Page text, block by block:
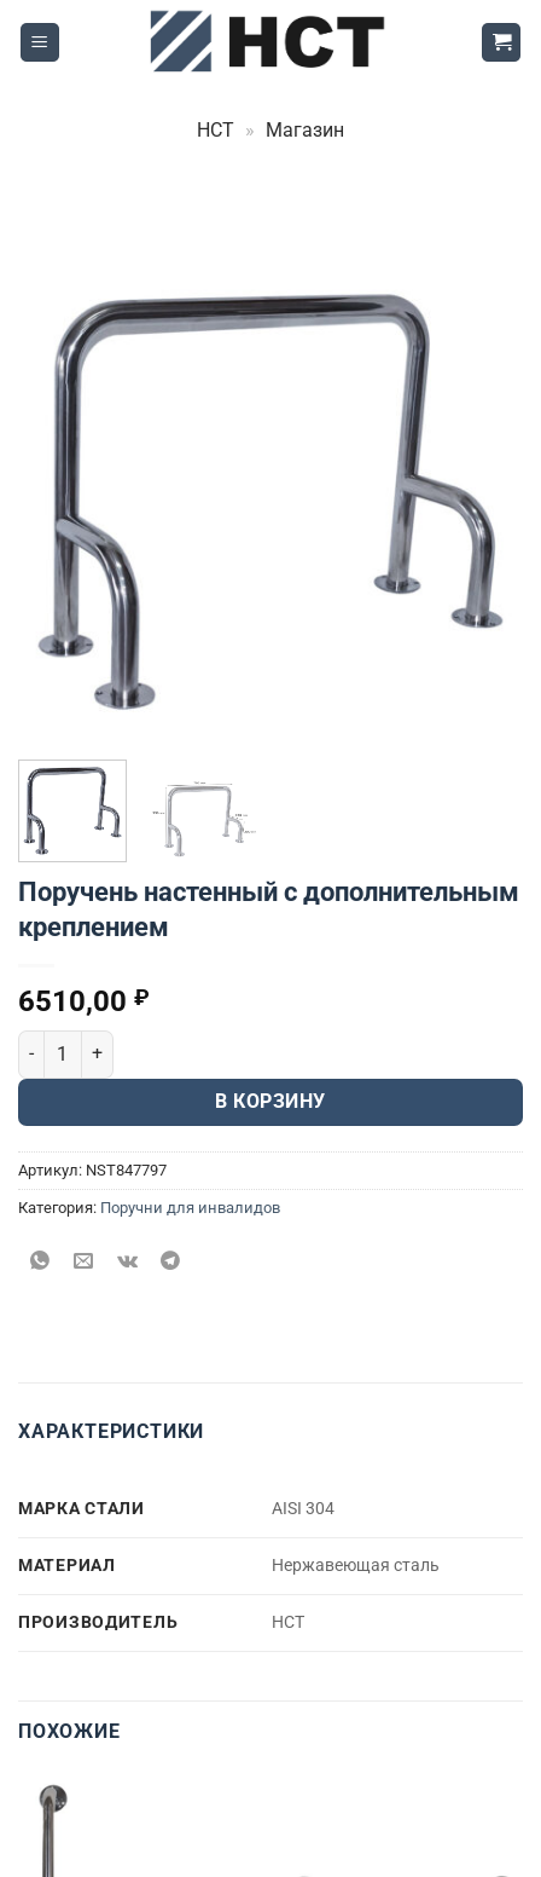
НСТ » Магазин
Поручень настенный с дополнительным
креплением
6510,00 ₽
Количество товара Поручень настенный с дополнительным
В КОРЗИНУ
Артикул: NST847797
Категория: Поручни для инвалидов
ХАРАКТЕРИСТИКИ
МАРКА СТАЛИ AISI 304
МАТЕРИАЛ Нержавеющая сталь
ПРОИЗВОДИТЕЛЬ НСТ
ПОХОЖИЕ